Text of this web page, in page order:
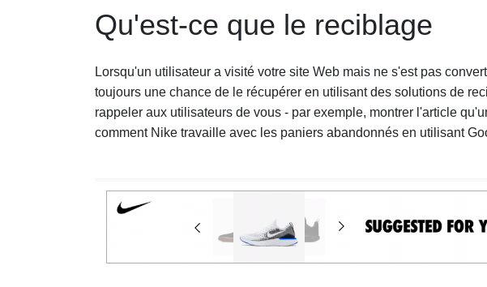
Qu'est-ce que le reciblage
Lorsqu'un utilisateur a visité votre site Web mais ne s'est pas
toujours une chance de le récupérer en utilisant des solutions de
rappeler aux utilisateurs de vous - par exemple, montrer l'article
comment Nike travaille avec les paniers abandonnés en utilisant